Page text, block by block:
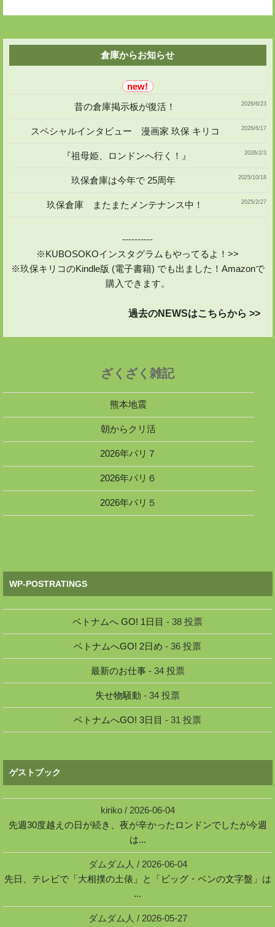
倉庫からお知らせ
昔の倉庫掲示板が復活！ 2026/6/23
スペシャルインタビュー 漫画家 玖保 キリコ 2026/6/17
『祖母姫、ロンドンへ行く！』 2026/2/3
玖保倉庫は今年で 25周年 2025/10/18
玖保倉庫 またまたメンテナンス中！ 2025/2/27
----------
※KUBOSOKOインスタグラムもやってるよ！>>
※玖保キリコのKindle版 (電子書籍) でも出ました！Amazonで
購入できます。
過去のNEWSはこちらから >>
ざくざく雑記
熊本地震
朝からクリ活
2026年パリ７
2026年パリ６
2026年パリ５
WP-POSTRATINGS
ベトナムへ GO! 1日目 - 38 投票
ベトナムへGO! 2日め - 36 投票
最新のお仕事- 34 投票
失せ物騒動 - 34 投票
ベトナムへGO! 3日目 - 31 投票
ゲストブック
kiriko/ 2026-06-04
先週30度越えの日が続き、夜が辛かったロンドンでしたが今週
は...
ダムダム人 / 2026-06-04
先日、テレビで「大相撲の土俵」と「ビッグ・ベンの文字盤」は
...
ダムダム人 / 2026-05-27